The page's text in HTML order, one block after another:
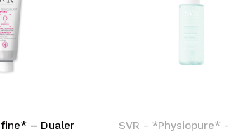
– Dualer
SVR - *Physiopure* -